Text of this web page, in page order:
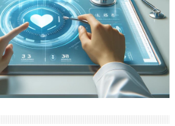
#FormÖzellikleri #butonÖzellikleri C#